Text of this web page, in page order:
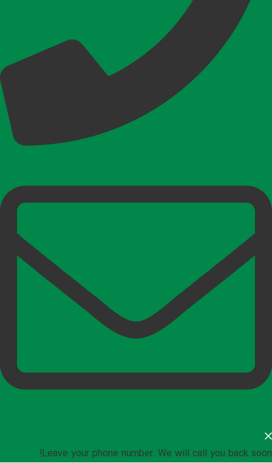
Leave your phone number. We will call you back soon!